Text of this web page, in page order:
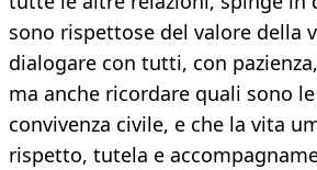
sono rispettose del valore della
dialogare con tutti, con
ma anche ricordare quali sono
convivenza civile, e che la vita
rispetto, tutela e